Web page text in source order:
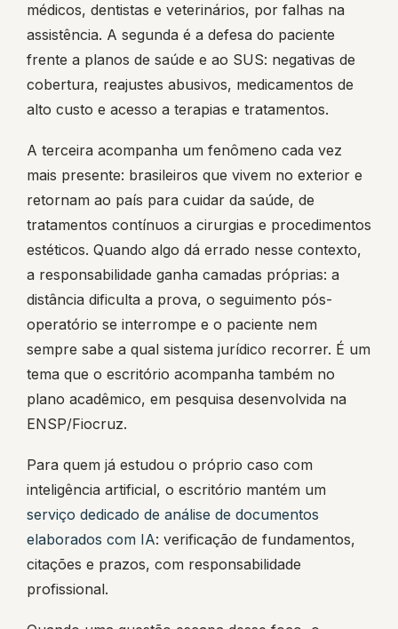
médicos, dentistas e veterinários, por falhas na
assistência. A segunda é a defesa do paciente
frente a planos de saúde e ao SUS: negativas de
cobertura, reajustes abusivos, medicamentos de
alto custo e acesso a terapias e tratamentos.
A terceira acompanha um fenômeno cada vez
mais presente: brasileiros que vivem no exterior e
retornam ao país para cuidar da saúde, de
tratamentos contínuos a cirurgias e procedimentos
estéticos. Quando algo dá errado nesse contexto,
a responsabilidade ganha camadas próprias: a
distância dificulta a prova, o seguimento pós-
operatório se interrompe e o paciente nem
sempre sabe a qual sistema jurídico recorrer. É um
tema que o escritório acompanha também no
plano acadêmico, em pesquisa desenvolvida na
ENSP/Fiocruz.
Para quem já estudou o próprio caso com
inteligência artificial, o escritório mantém um
serviço dedicado de análise de documentos
elaborados com IA: verificação de fundamentos,
citações e prazos, com responsabilidade
profissional.